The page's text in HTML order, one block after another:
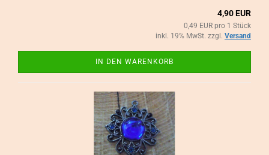
4,90 EUR
0,49 EUR pro 1 Stück
inkl. 19% MwSt. zzgl. Versand
IN DEN WARENKORB